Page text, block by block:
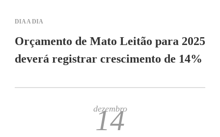
DIA A DIA
Orçamento de Mato Leitão para 2025
deverá registrar crescimento de 14%
dezembro
14